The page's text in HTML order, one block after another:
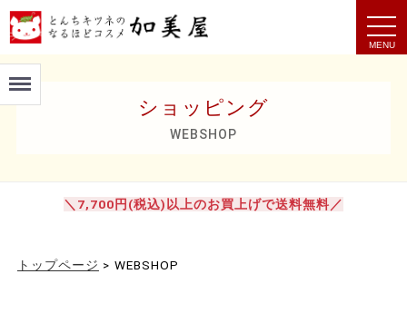
t
o
g
ショッピング
WEBSHOP
＼7,700円(税込)以上のお買上げで送料無料／
トップページ > WEBSHOP
Menu